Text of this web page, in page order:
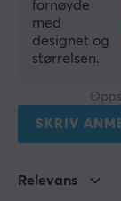
fornøyde
med
designet og
størrelsen.
SKRIV
Relevans